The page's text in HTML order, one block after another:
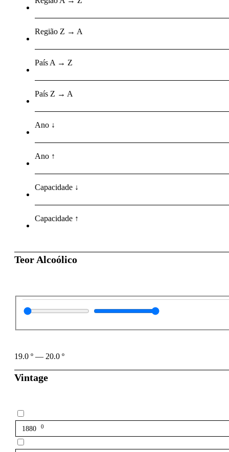
Região Z → A
País A → Z
País Z → A
Ano ↓
Ano ↑
Capacidade ↓
Capacidade ↑
Teor Alcoólico
19.0 º — 20.0 º
Vintage
1880 0